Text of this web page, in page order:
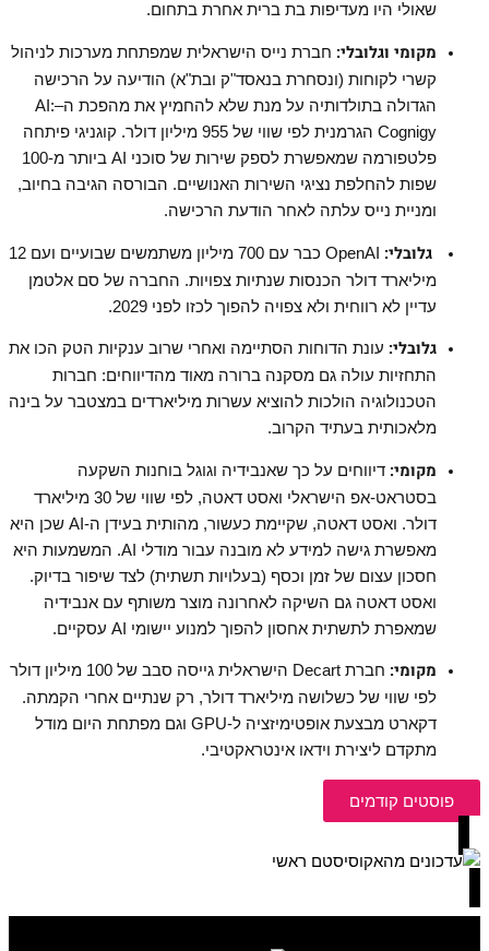
שאולי היו מעדיפות בת ברית אחרת בתחום.
מקומי וגלובלי: חברת נייס הישראלית שמפתחת מערכות לניהול
קשרי לקוחות (ונסחרת בנאסד"ק ובת"א) הודיעה על הרכישה
הגדולה בתולדותיה על מנת שלא להחמיץ את מהפכת ה–
AI :
Cognigy הגרמנית לפי שווי של מיליון דולר. קוגניגי פיתחה
פלטפורמה שמאפשרת לספק שירות של סוכני AI
ביותר מ-100
שפות להחלפת נציגי השירות האנושיים. הבורסה הגיבה בחיוב,
ומניית נייס עלתה לאחר הודעת הרכישה.
גלובלי:
כבר עם 700 מיליון משתמשים שבועיים ועם 12
מיליארד דולר הכנסות שנתיות צפויות. החברה של סם אלטמן
עדיין לא רווחית ולא צפויה להפוך לכזו לפני 2029.
גלובלי: עונת הדוחות הסתיימה ואחרי שרוב ענקיות הטק הכו את
התחזיות עולה גם מסקנה ברורה מאוד מהדיווחים: חברות
הטכנולוגיה הולכות להוציא עשרות מיליארדים במצטבר על בינה
מלאכותית בעתיד הקרוב.
מקומי: דיווחים על כך שאנבידיה וגוגל בוחנות השקעה
בסטראט-אפ הישראלי ואסט דאטה, לפי שווי של 30 מיליארד
דולר. ואסט דאטה, שקיימת כעשור, מהותית בעידן ה- AI שכן היא
מאפשרת גישה למידע לא מובנה עבור מודלי AI. המשמעות היא
חסכון עצום של זמן וכסף (בעלויות תשתית) לצד שיפור בדיוק.
ואסט דאטה גם השיקה לאחרונה מוצר משותף עם אנבידיה
שמאפרת לתשתית אחסון להפוך למנוע יישומי AI עסקיים.
מקומי: חברת Decart
הישראלית גייסה סבב של 100 מיליון דולר
לפי שווי של כשלושה מיליארד דולר, רק שנתיים אחרי הקמתה.
דקארט מבצעת אופטימיזציה ל-GPU וגם מפתחת היום מודל
מתקדם ליצירת וידאו אינטראקטיבי.
פוסטים קודמים